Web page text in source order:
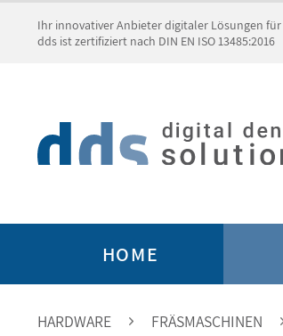
Ihr innovativer Anbieter digitaler Lösungen
dds ist zertifiziert nach DIN EN ISO 13485:2016
HOME
HARDWARE FRÄSMASCHINEN